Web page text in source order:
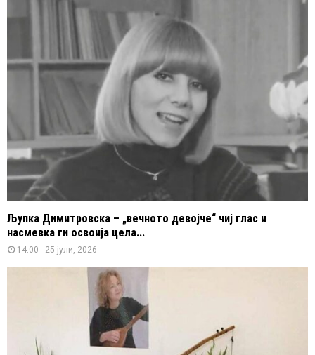
Љупка Димитровска – „вечното девојче“ чиј глас и
насмевка ги освоија цела...
14:00 - 25 јули, 2026